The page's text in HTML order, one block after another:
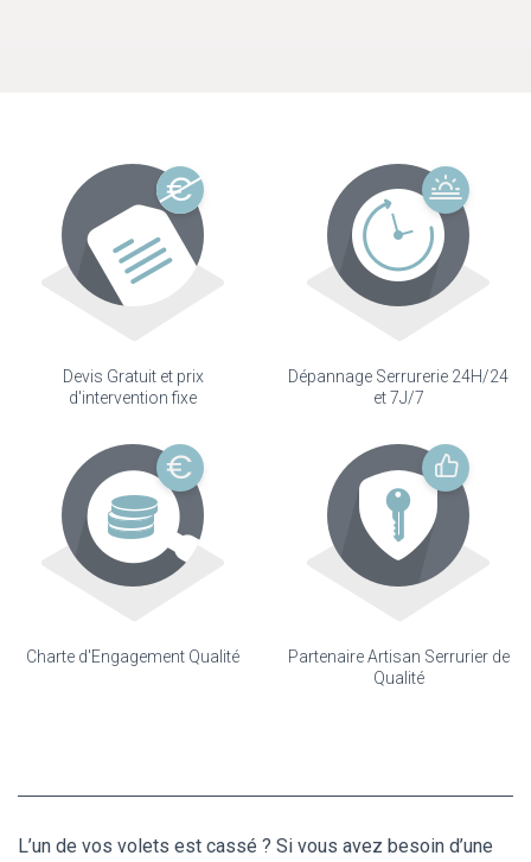
Devis Gratuit et prix
d'intervention fixe
Dépannage Serrurerie 24H/24
et 7J/7
Charte d'Engagement Qualité
Partenaire Artisan Serrurier de
Qualité
L’un de vos volets est cassé ? Si vous avez besoin d’une